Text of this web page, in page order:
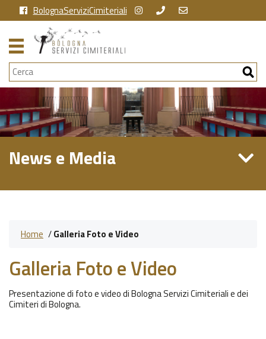
BolognaServiziCimiteriali
Cerca
News e Media
Home /Galleria Foto e Video
Galleria Foto e Video
Presentazione di foto e video di Bologna Servizi Cimiteriali e dei
Cimiteri di Bologna.